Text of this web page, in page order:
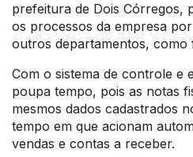
prefeitura de Dois Córregos,
os processos da empresa
outros departamentos, como
Com o sistema de controle e
poupa tempo, pois as notas
mesmos dados cadastrados
tempo em que acionam
vendas e contas a receber.